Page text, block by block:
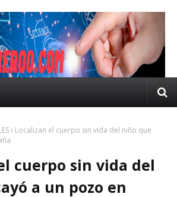
Localizan el cuerpo sin vida del niño que
cuerpo sin vida del
a un pozo en